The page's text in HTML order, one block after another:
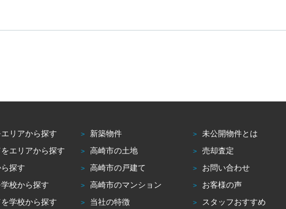
リアから探す 新築物件
未公開物件とは
をエリアから探す 高崎市の土地
売却査定
探す 高崎市の戸建て
お問い合わせ
校から探す 高崎市のマンション
お客様の声
を学校から探す 当社の特徴 スタッフおすすめ